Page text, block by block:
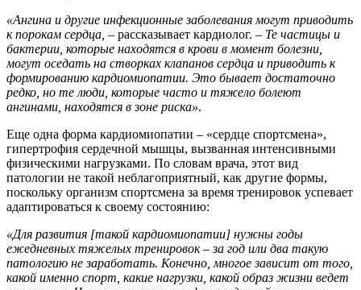
«Ангина и другие инфекционные заболевания могут приводить
к порокам сердца, – рассказывает кардиолог. – Те частицы и
бактерии, которые находятся в крови в момент болезни,
могут оседать на створках клапанов сердца и приводить к
формированию кардиомиопатии. Это бывает достаточно
редко, но те люди, которые часто и тяжело болеют
ангинами, находятся в зоне риска».
Еще одна форма кардиомиопатии – «сердце спортсмена»,
гипертрофия сердечной мышцы, вызванная интенсивными
физическими нагрузками. По словам врача, этот вид
патологии не такой неблагоприятный, как другие формы,
поскольку организм спортсмена за время тренировок успевает
адаптироваться к своему состоянию:
«Для развития [такой кардиомиопатии] нужны годы
ежедневных тяжелых тренировок – за год или два такую
патологию не заработать. Конечно, многое зависит от того,
какой именно спорт, какие нагрузки, какой образ жизни ведет